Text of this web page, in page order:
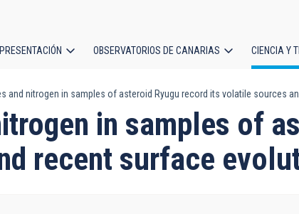
principal
PRESENTACIÓN OBSERVATORIOS DE CANARIAS CIENCIA Y
and nitrogen in samples of asteroid Ryugu record its volatile sources
in samples of
recent surface